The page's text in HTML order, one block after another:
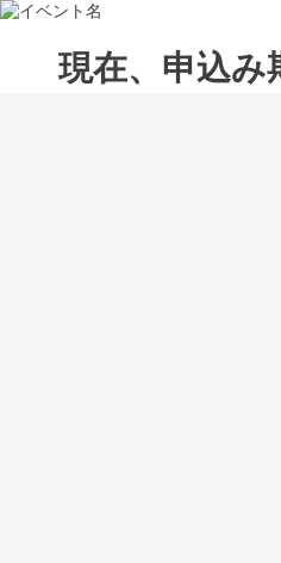
現在、申込み